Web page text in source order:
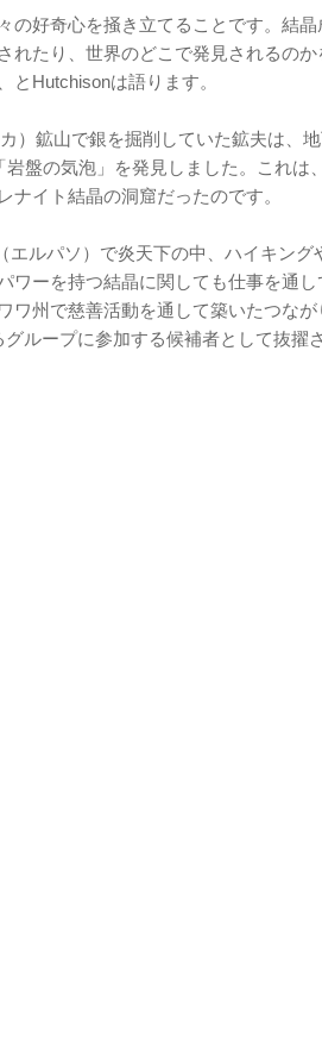
の好奇心を掻き立てることです。結
れたり、世界のどこで発見されるのか
とHutchisonは語ります。
）鉱山で銀を掘削していた鉱夫は、
盤の気泡」を発見しました。これは
イト結晶の洞窟だったのです。
エルパソ）で炎天下の中、ハイキング
ワーを持つ結晶に関しても仕事を通し
ワ州で慈善活動を通して築いたつな
ループに参加する候補者として抜擢